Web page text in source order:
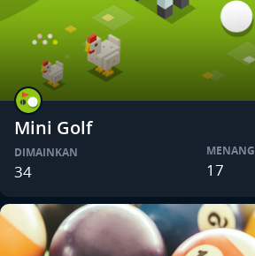
Mini Golf
DIMAINKAN
34
MENANG
17